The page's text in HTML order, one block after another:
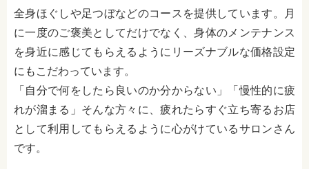
全身ほぐしや足つぼなどのコースを提供しています。月
に一度のご褒美としてだけでなく、身体のメンテナンス
を身近に感じてもらえるようにリーズナブルな価格設定
にもこだわっています。
「自分で何をしたら良いのか分からない」「慢性的に疲
れが溜まる」そんな方々に、疲れたらすぐ立ち寄るお店
として利用してもらえるように心がけているサロンさん
です。